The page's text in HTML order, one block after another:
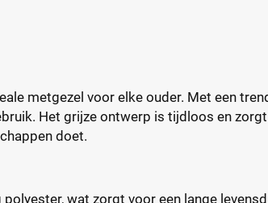
metgezel voor elke ouder. Met een
Het grijze ontwerp is tijdloos en
doet.
wat zorgt voor een lange